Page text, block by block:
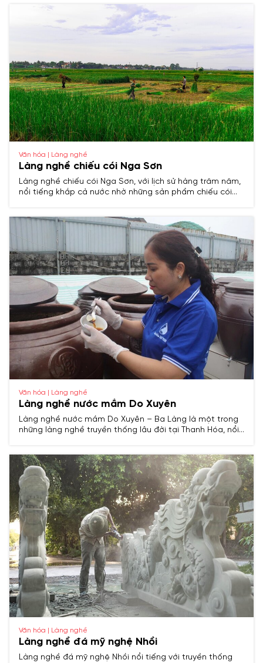
Văn hóa | Làng nghề
Làng nghề chiếu cói Nga Sơn
Làng nghề chiếu cói Nga Sơn, với lịch sử hàng trăm năm,
nổi tiếng khắp cả nước nhờ những sản phẩm chiếu cói
Văn hóa | Làng nghề
Làng nghề nước mắm Do Xuyên
Làng nghề nước mắm Do Xuyên – Ba Làng là một trong
những làng nghề truyền thống lâu đời tại Thanh Hóa, nổi
đà đặc trưng của vùng biển miền Trung.
Văn hóa | Làng nghề
Làng nghề đá mỹ nghệ Nhồi
Làng nghề đá mỹ nghệ Nhồi nổi tiếng với truyền thống